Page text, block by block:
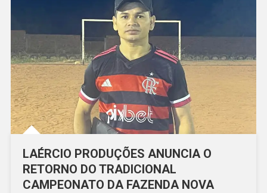
LAÉRCIO PRODUÇÕES ANUNCIA O
RETORNO DO TRADICIONAL
CAMPEONATO DA FAZENDA NOVA